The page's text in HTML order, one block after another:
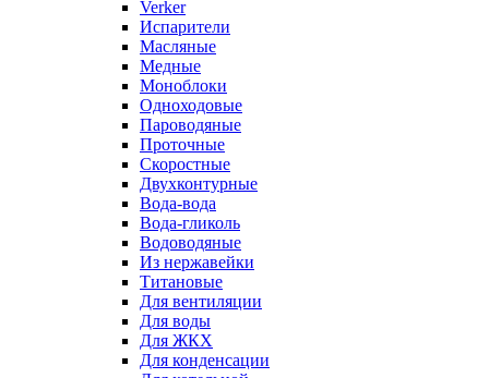
Verker
Испарители
Масляные
Медные
Моноблоки
Одноходовые
Пароводяные
Проточные
Скоростные
Двухконтурные
Вода-вода
Вода-гликоль
Водоводяные
Из нержавейки
Титановые
Для вентиляции
Для воды
Для ЖКХ
Для конденсации